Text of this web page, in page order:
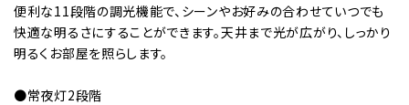
便利な11段階の調光機能で、シーンやお好みの合わせていつでも
快適な明るさにすることができます。天井まで光が広がり、しっかり
明るくお部屋を照らします。
●常夜灯2段階